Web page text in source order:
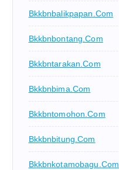
Bkkbnbalikpapan.com
Bkkbnbontang.com
Bkkbntarakan.com
Bkkbnbima.com
Bkkbntomohon.com
Bkkbnbitung.com
Bkkbnkotamobagu.com